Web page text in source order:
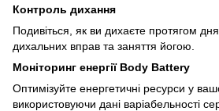
Контроль дихання
Подивіться, як ви дихаєте протягом
дихальних вправ та заняття йогою.
Моніторинг енергії Body Battery
Оптимізуйте енергетичні ресурси у
використовуючи дані варіабельності